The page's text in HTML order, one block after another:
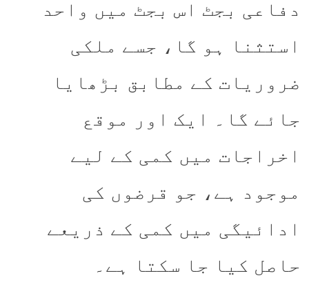
دفاعی بجٹ اس بجٹ میں واحد
استثنا ہو گا، جسے ملکی
ضروریات کے مطابق بڑھایا
جائے گا۔ ایک اور موقع
اخراجات میں کمی کے لیے
موجود ہے، جو قرضوں کی
ادائیگی میں کمی کے ذریعے
حاصل کیا جا سکتا ہے۔